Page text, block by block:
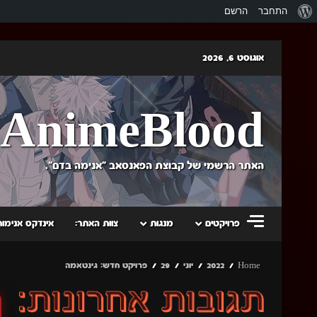
אודות
התחבר הרשם
content
אוגוסט 6, 2026
AnimeBlood
האתר הרשמי של קבוצת הפאנסאב "אנימה בדם".
פרויקטים מנגות צוות האתר: אינדקס
Home
2022 יוני 29 פרויקט חדש: גינטאמה